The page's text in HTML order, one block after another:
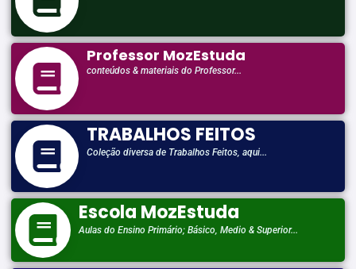
Professor MozEstuda
conteúdos & materiais do Professor...
TRABALHOS FEITOS
Coleção diversa de Trabalhos Feitos, aqui...
Escola MozEstuda
Aulas do Ensino Primário; Básico, Medio & Superior...